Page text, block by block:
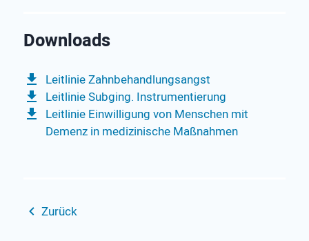
Leitlinie Zahnbehandlungsangst
Leitlinie Subging. Instrumentierung
Leitlinie Einwil­ligung von Men­schen mit
Demenz in medizinische Maß­nahmen
Zurück